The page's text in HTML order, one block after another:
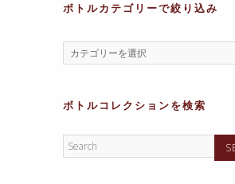
ボトルカテゴリーで絞り込み
ボトルコレクションを検索